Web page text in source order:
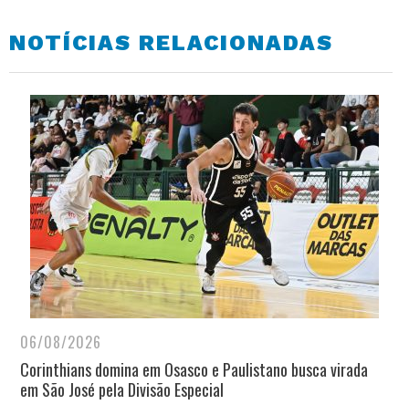
NOTÍCIAS RELACIONADAS
06/08/2026
Corinthians domina em Osasco e Paulistano busca virada
em São José pela Divisão Especial